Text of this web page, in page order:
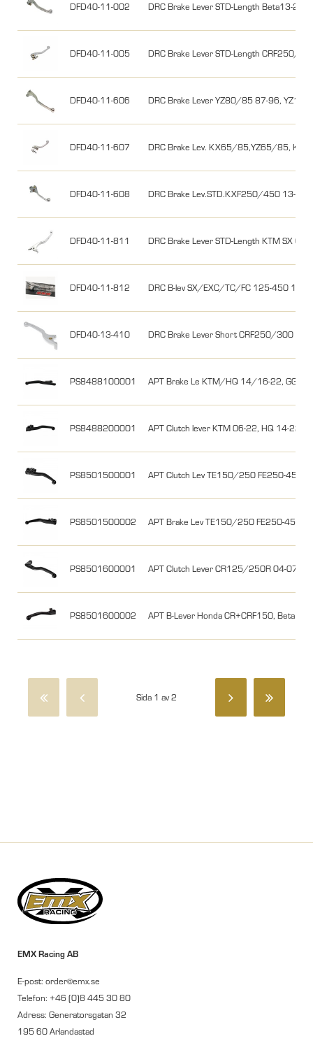
DFD40-11-002 DRC Brake Lever STD-Length Beta13-
DFD40-11-005 DRC Brake Lever STD-Length
DFD40-11-606 DRC Brake Lever YZ80/85 87-96,
DFD40-11-607 DRC Brake Lev. KX65/85,YZ65/85,
DFD40-11-608 DRC Brake Lev.STD.KXF250/450 13-
DFD40-11-811 DRC Brake Lever STD-Length KTM SX
DFD40-11-812 DRC B-lev SX/EXC/TC/FC 125-450 14-
DFD40-13-410 DRC Brake Lever Short CRF250/300
PS8488100001 APT Brake Le KTM/HQ 14/16-22, GG
PS8488200001 APT Clutch lever KTM 06-22, HQ 14-22,
PS8501500001 APT Clutch Lev TE150/250 FE250-450
PS8501500002 APT Brake Lev TE150/250 FE250-450
PS8501600001 APT Clutch Lever CR125/250R 04-07,
PS8501600002 APT B-Lever Honda CR+CRF150, Beta
Sida 1 av 2
EMX Racing AB
E-post: order@emx.se
Telefon: +46 (0)8 445 30 80
Adress: Generatorsgatan 32
195 60 Arlandastad